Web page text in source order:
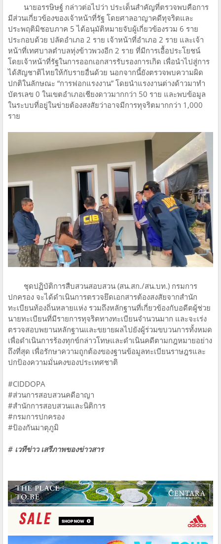
นายอรรษิษฐ์ กล่าวต่อไปว่า ประเด็นสำคัญที่ตรวจพบคือการ
มีส่วนเกี่ยวข้องของเจ้าหน้าที่รัฐ โดยศาลอาญาคดีทุจริตและ
ประพฤติมิชอบภาค 5 ได้อนุมัติหมายจับผู้เกี่ยวข้องรวม 6 ราย
ประกอบด้วย ปลัดอำเภอ 2 ราย เจ้าหน้าที่อำเภอ 2 ราย และเจ้า
หน้าที่เทศบาลตำบลทุ่งข้าวพวงอีก 2 ราย ที่มีการเอื้อประโยชน์
โดยเจ้าหน้าที่รัฐในการออกเอกสารรับรองการเกิด เพื่อนำไปสู่การ
ได้สัญชาติไทยให้กับรายอื่นด้วย นอกจากนี้ยังตรวจพบความผิด
ปกติในลักษณะ “การฟอกแรงงาน” โดยนำแรงงานต่างด้าวมาทำ
บัตรเลข 0 ในเขตอำเภอเชียงดาวมากกว่า 50 ราย และพบข้อมูล
ในระบบที่อยู่ในข่ายต้องสงสัยว่าอาจมีการทุจริตมากกว่า 1,000
ราย
ชุดปฏิบัติการสืบสวนสอบสวน (สน.สก./สน.บท.) กรมการ
ปกครอง จะได้ดำเนินการตรวจยึดเอกสารต้องสงสัยจากสำนัก
ทะเบียนท้องถิ่นหลายแห่ง รวมถึงหลักฐานที่เกี่ยวข้องกับอดีตผู้ช่วย
นายทะเบียนที่มีรายการทุจริตทางทะเบียนจำนวนมาก และจะเร่ง
ตรวจสอบพยานหลักฐานและขยายผลไปยังผู้ร่วมขบวนการทั้งหมด
เพื่อดำเนินการร้องทุกข์กล่าวโทษและดำเนินคดีตามกฎหมายอย่าง
ถึงที่สุด เพื่อรักษาความถูกต้องของฐานข้อมูลทะเบียนราษฎรและ
ปกป้องความมั่นคงของประเทศชาติ
#CIDDOPA
#ส่วนการสอบสวนคดีอาญา
#สำนักการสอบสวนและนิติการ
#กรมการปกครอง
#ป้องกันมาตุภูมิ
# เวทีข่าว เสรีภาพของข่าวสาร